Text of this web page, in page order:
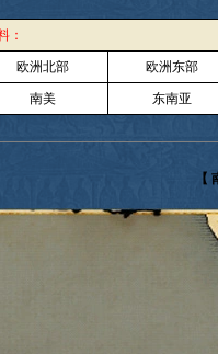
：
欧洲北部 欧洲东部
南美 东南亚
【